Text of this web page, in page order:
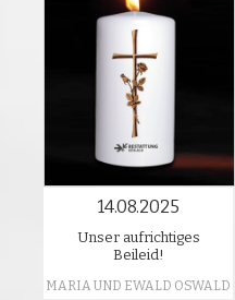
14.08.2025
Unser aufrichtiges
Beileid!
MARIA UND EWALD OSWALD